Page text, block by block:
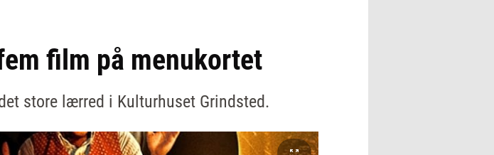
film på menukortet
store lærred i Kulturhuset Grindsted.